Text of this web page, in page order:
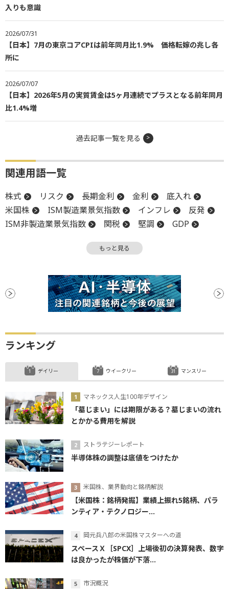
入りも意識
2026/07/31
【日本】7月の東京コアCPIは前年同月比1.9% 価格転嫁の兆し各
所に
2026/07/07
【日本】2026年5月の実質賃金は5ヶ月連続でプラスとなる前年同月
比1.4%増
過去記事一覧を見る
関連用語一覧
株式 リスク 長期金利 金利
底入れ
米国株
ISM製造業景気指数 インフレ
反発
ISM非製造業景気指数
関税 堅調
GDP
もっと見る
ランキング
デイリー
マネックス人生100年デザイン
「墓じまい」には期限がある？墓じまいの流れ
とかかる費用を解説
ストラテジーレポート
半導体株の調整は底値をつけたか
米国株、業界動向と銘柄解説
【米国株：銘柄発掘】業績上振れ5銘柄、パラ
ンティア・テクノロジー...
岡元兵八郎の米国株マスターへの道
スペースＸ［SPCX］上場後初の決算発表、数字
は良かったが株価が下落...
市況概況
ウイークリー マンスリー